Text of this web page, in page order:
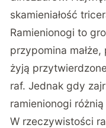
skamieniałość
Ramienionogi to
przypomina
żyją
raf. Jednak gdy
ramienionogi
W rzeczywistości